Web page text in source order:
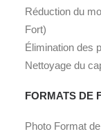
Réduction du
Fort)
Élimination des
Nettoyage du
FORMATS DE
Photo Format